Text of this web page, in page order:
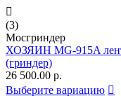

(3)
Мосгриндер
ХОЗЯИН MG-915A
(гриндер)
26 500.00 р.
Выберите вариацию 